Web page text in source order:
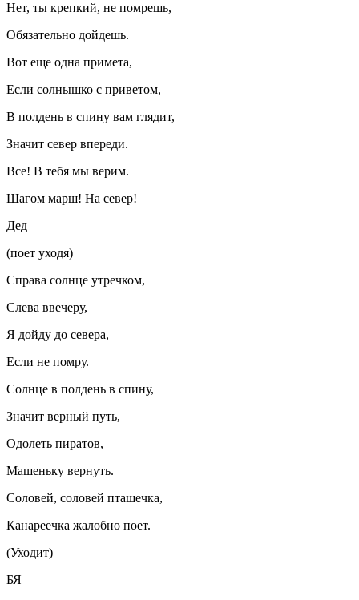
Нет, ты крепкий, не помрешь,
Обязательно дойдешь.
Вот еще одна примета,
Если солнышко с приветом,
В полдень в спину вам глядит,
Значит север впереди.
Все! В тебя мы верим.
Шагом марш! На север!
Дед
(поет уходя)
Справа солнце утречком,
Слева ввечеру,
Я дойду до севера,
Если не помру.
Солнце в полдень в спину,
Значит верный путь,
Одолеть пиратов,
Машеньку вернуть.
Соловей, соловей пташечка,
Канареечка жалобно поет.
(Уходит)
БЯ